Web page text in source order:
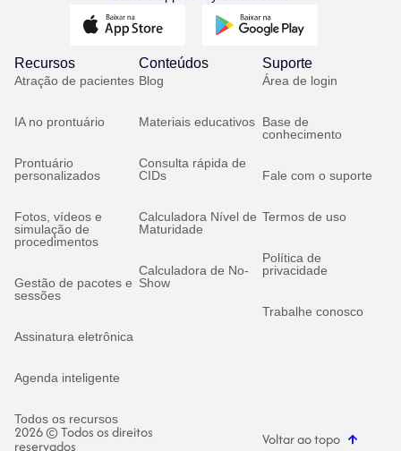
Recursos
Atração de pacientes
IA no prontuário
Prontuário
personalizados
Fotos, vídeos e
simulação de
procedimentos
Gestão de pacotes e
sessões
Assinatura eletrônica
Agenda inteligente
Todos os recursos
Conteúdos
Blog
Materiais educativos
Consulta rápida de
CIDs
Calculadora Nível de
Maturidade
Calculadora de No-
Show
Suporte
Área de login
Base de
conhecimento
Fale com o suporte
Termos de uso
Política de
privacidade
Trabalhe conosco
2026 © Todos os direitos
reservados Voltar ao topo